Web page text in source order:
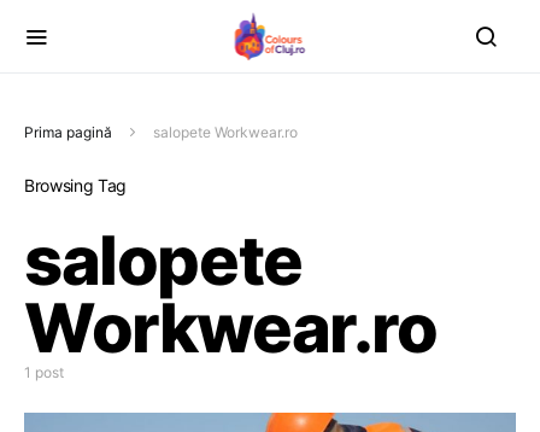
Prima pagină salopete Workwear.ro
Browsing Tag
salopete
Workwear.ro
1 post